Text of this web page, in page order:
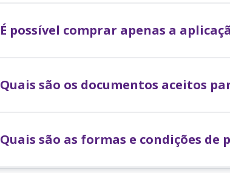
É possível comprar apenas a
Quais são os documentos aceitos
Quais são as formas e condições de